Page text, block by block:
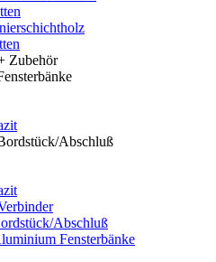
Zubehör
Abschluß
Abschluß
Fensterbänke